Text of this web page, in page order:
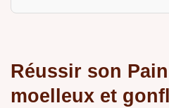
Réussir son
moelleux et